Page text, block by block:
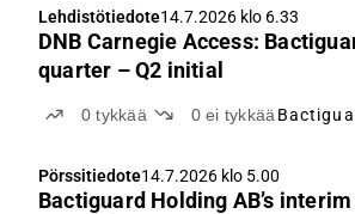
Lehdistötiedote14.7.2026 klo 6.33
DNB Carnegie Access:
quarter – Q2 initial
0tykkää 0ei tykkää
Pörssitiedote14.7.2026 klo 5.00
Bactiguard Holding AB’s